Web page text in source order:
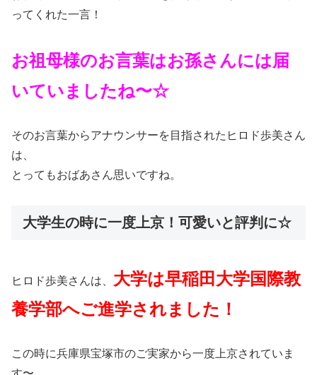
ってくれた一言！
お祖母様のお言葉はお孫さんには届
いていましたね〜☆
そのお言葉からアナウンサーを目指されたヒロド歩美さん
は、
とってもおばあさん思いですね。
大学生の時に一度上京！可愛いと評判に☆
ヒロド歩美さんは、 大学は早稲田大学国際教
養学部へご進学されました！
この時に兵庫県宝塚市のご実家から一度上京されていま